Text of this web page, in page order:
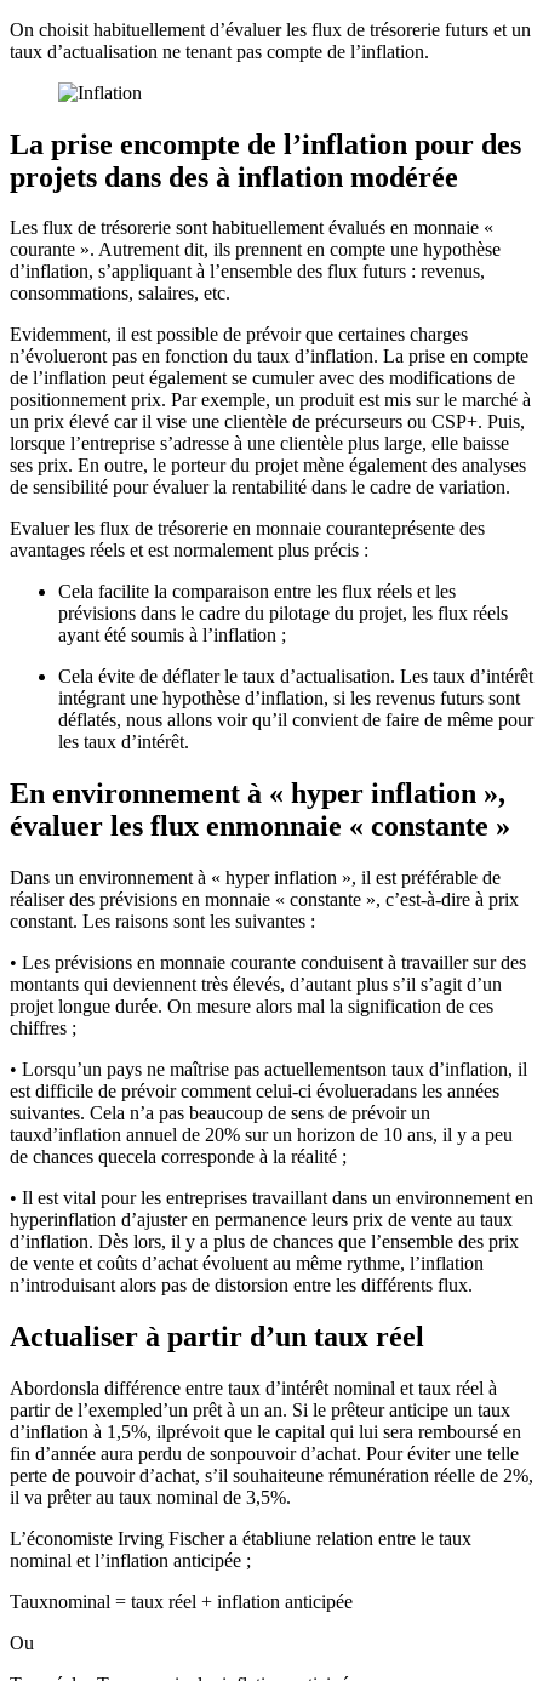
On choisit habituellement d’évaluer les flux de trésorerie futurs et un
taux d’actualisation ne tenant pas compte de l’inflation.
La prise encompte de l’inflation pour des
projets dans des à inflation modérée
Les flux de trésorerie sont habituellement évalués en monnaie «
courante ». Autrement dit, ils prennent en compte une hypothèse
d’inflation, s’appliquant à l’ensemble des flux futurs : revenus,
consommations, salaires, etc.
Evidemment, il est possible de prévoir que certaines charges
n’évolueront pas en fonction du taux d’inflation. La prise en compte
de l’inflation peut également se cumuler avec des modifications de
positionnement prix. Par exemple, un produit est mis sur le marché à
un prix élevé car il vise une clientèle de précurseurs ou CSP+. Puis,
lorsque l’entreprise s’adresse à une clientèle plus large, elle baisse
ses prix. En outre, le porteur du projet mène également des analyses
de sensibilité pour évaluer la rentabilité dans le cadre de variation.
Evaluer les flux de trésorerie en monnaie couranteprésente des
avantages réels et est normalement plus précis :
Cela facilite la comparaison entre les flux réels et les
prévisions dans le cadre du pilotage du projet, les flux réels
ayant été soumis à l’inflation ;
Cela évite de déflater le taux d’actualisation. Les taux d’intérêt
intégrant une hypothèse d’inflation, si les revenus futurs sont
déflatés, nous allons voir qu’il convient de faire de même pour
les taux d’intérêt.
En environnement à « hyper inflation »,
évaluer les flux enmonnaie « constante »
Dans un environnement à « hyper inflation », il est préférable de
réaliser des prévisions en monnaie « constante », c’est-à-dire à prix
constant. Les raisons sont les suivantes :
• Les prévisions en monnaie courante conduisent à travailler sur des
montants qui deviennent très élevés, d’autant plus s’il s’agit d’un
projet longue durée. On mesure alors mal la signification de ces
chiffres ;
• Lorsqu’un pays ne maîtrise pas actuellementson taux d’inflation, il
est difficile de prévoir comment celui-ci évolueradans les années
suivantes. Cela n’a pas beaucoup de sens de prévoir un
tauxd’inflation annuel de 20% sur un horizon de 10 ans, il y a peu
de chances quecela corresponde à la réalité ;
• Il est vital pour les entreprises travaillant dans un environnement en
hyperinflation d’ajuster en permanence leurs prix de vente au taux
d’inflation. Dès lors, il y a plus de chances que l’ensemble des prix
de vente et coûts d’achat évoluent au même rythme, l’inflation
n’introduisant alors pas de distorsion entre les différents flux.
Actualiser à partir d’un taux réel
Abordonsla différence entre taux d’intérêt nominal et taux réel à
partir de l’exempled’un prêt à un an. Si le prêteur anticipe un taux
d’inflation à 1,5%, ilprévoit que le capital qui lui sera remboursé en
fin d’année aura perdu de sonpouvoir d’achat. Pour éviter une telle
perte de pouvoir d’achat, s’il souhaiteune rémunération réelle de 2%,
il va prêter au taux nominal de 3,5%.
L’économiste Irving Fischer a établiune relation entre le taux
nominal et l’inflation anticipée ;
Tauxnominal = taux réel + inflation anticipée
Ou